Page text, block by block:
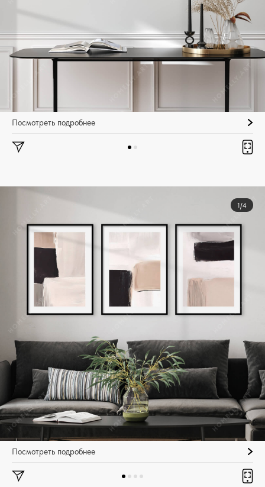
Посмотреть подробнее
1/4
Посмотреть подробнее